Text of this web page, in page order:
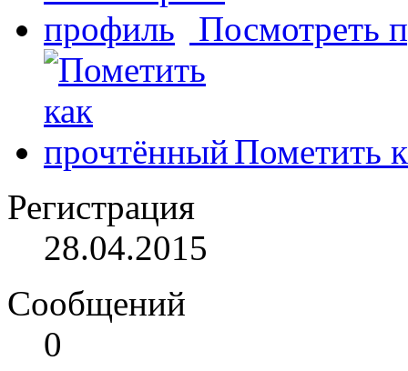
Посмотреть
Пометить
Регистрация
28.04.2015
Сообщений
0